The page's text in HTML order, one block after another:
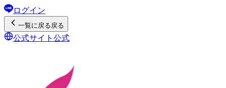
ログイン
一覧に戻る戻る
公式サイト 公式